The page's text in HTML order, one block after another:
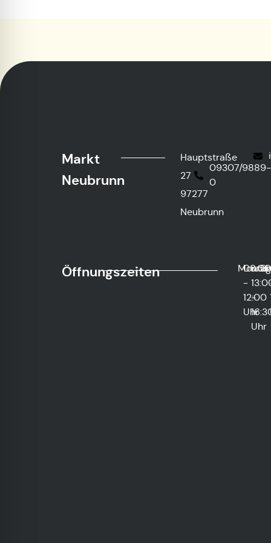
Markt
Neubrunn
Hauptstraße
27
97277
Neubrunn
09307/9889-
0
Öffnungszeiten Montag
08:00
-
12:00
Uhr
und
-
Uhr